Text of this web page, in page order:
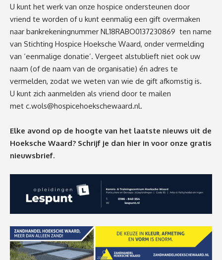
U kunt het werk van onze hospice ondersteunen door
vriend te worden of u kunt eenmalig een gift overmaken
naar bankrekeningnummer NL18RABO0137230869 ten name
van Stichting Hospice Hoeksche Waard, onder vermelding
van ‘eenmalige donatie’. Vergeet alstublieft niet ook uw
naam (of de naam van de organisatie) én adres te
vermelden, zodat we weten van wie de gift afkomstig is.
U kunt zich aanmelden als vriend door te mailen
met c.wols@hospicehoekschewaard.nl.
Elke avond op de hoogte van het laatste nieuws uit de
Hoeksche Waard? Schrijf je dan hier in voor onze gratis
nieuwsbrief.